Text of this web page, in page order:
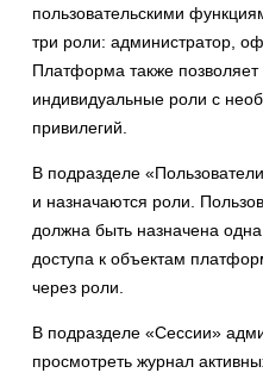
пользовательскими
три роли: администратор,
Платформа также
индивидуальные роли с
привилегий.
В подразделе
и назначаются роли.
должна быть назначена
доступа к объектам
через роли.
В подразделе «Сессии»
просмотреть журнал